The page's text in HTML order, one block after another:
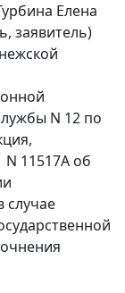
Елена
заявитель)
N 12 по
N 11517А об
случае